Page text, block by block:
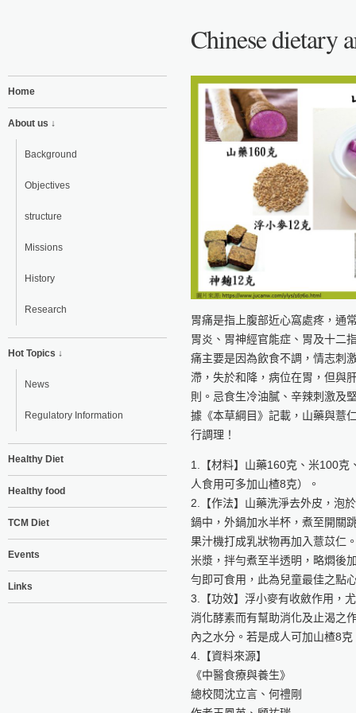
Chinese dietary
Home
About us ↓
Background
Objectives
structure
Missions
History
Research
Hot Topics ↓
News
Regulatory Information
Healthy Diet
Healthy food
TCM Diet
Events
Links
胃痛是指上腹部近心窩處疼，通
胃炎、胃神經官能症、胃及十二
痛主要是因為飲食不調，情志刺
滯，失於和降，病位在胃，但與
則。忌食生冷油膩、辛辣刺激及
據《本草綱目》記載，山藥與薏
行調理！
1.【材料】山藥160克、米100克
人食用可多加山楂8克）。
2.【作法】山藥洗淨去外皮，泡
鍋中，外鍋加水半杯，煮至開關
果汁機打成乳狀物再加入薏苡仁
米漿，拌勻煮至半透明，略燜後
勻即可食用，此為兒童最佳之點
3.【功效】浮小麥有收斂作用，
消化酵素而有幫助消化及止渴之
內之水分。若是成人可加山楂8
4.【資料來源】
《中醫食療與養生》
總校閱沈立言、何禮剛